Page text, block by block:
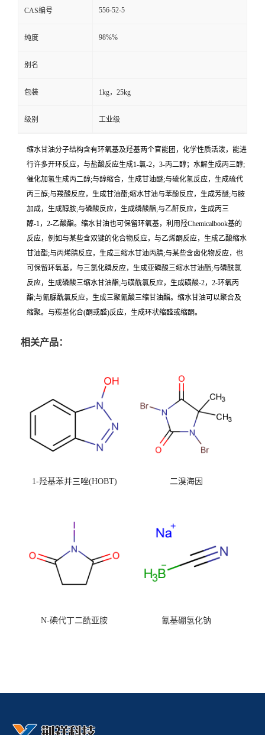
CAS编号 556-52-5
纯度 98%%
别名
包装 1kg，25kg
级别 工业级
缩水甘油分子结构含有环氧基及羟基两个官能团，化学性质活泼，能进
行许多开环反应，与盐酸反应生成1-氯-2，3-丙二醇；水解生成丙三醇;
催化加氢生成丙二醇;与醇缩合，生成甘油醚;与硫化氢反应，生成硫代
丙三醇;与羧酸反应，生成甘油酯;缩水甘油与苯酚反应，生成芳醚;与胺
加成，生成醇胺;与磷酸反应，生成磷酸酯;与乙酐反应，生成丙三
醇-1，2-乙酸酯。缩水甘油也可保留环氧基，利用羟Chemicalbook基的
反应，例如与某些含双键的化合物反应，与乙烯酮反应，生成乙酸缩水
甘油酯;与丙烯腈反应，生成三缩水甘油丙腈;与某些含卤化物反应，也
可保留环氧基，与三氯化磷反应，生成亚磷酸三缩水甘油酯;与磷酰氯
反应，生成磷酸三缩水甘油酯;与磺酰氯反应，生成磺酸-2，2-环氧丙
酯;与氰脲酰氯反应，生成三聚氰酸三缩甘油酯。缩水甘油可以聚合及
缩聚。与羰基化合(酮或醛)反应，生成环状缩醛或缩酮。
相关产品：
1-羟基苯并三唑(HOBT) 二溴海因
N-碘代丁二酰亚胺 氰基硼氢化钠